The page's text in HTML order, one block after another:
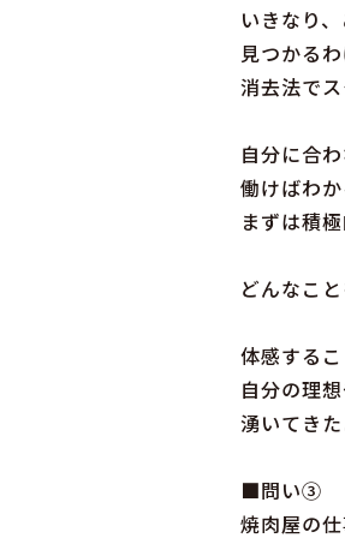
いきなり
見つかるわ
消去法で
自分に合
働けばわか
まずは積
どんなこ
体感するこ
自分の理
湧いてきた
■問い③
焼肉屋の